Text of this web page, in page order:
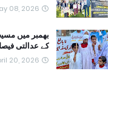
08, 2026
بھمبر میں
کے عدالتی
20, 2026